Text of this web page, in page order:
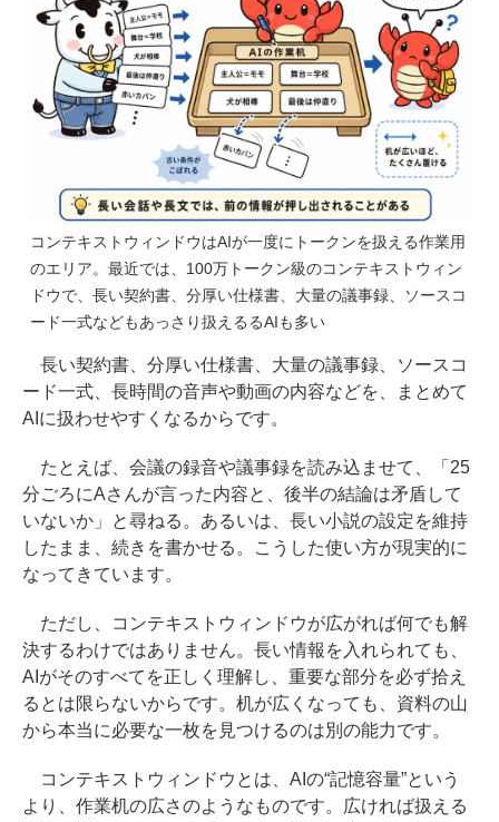
コンテキストウィンドウはAIが一度にトークンを扱える作業用
のエリア。最近では、100万トークン級のコンテキストウィン
ドウで、長い契約書、分厚い仕様書、大量の議事録、ソースコ
ード一式などもあっさり扱えるるAIも多い
長い契約書、分厚い仕様書、大量の議事録、ソースコ
ード一式、長時間の音声や動画の内容などを、まとめて
AIに扱わせやすくなるからです。
たとえば、会議の録音や議事録を読み込ませて、「25
分ごろにAさんが言った内容と、後半の結論は矛盾して
いないか」と尋ねる。あるいは、長い小説の設定を維持
したまま、続きを書かせる。こうした使い方が現実的に
なってきています。
ただし、コンテキストウィンドウが広がれば何でも解
決するわけではありません。長い情報を入れられても、
AIがそのすべてを正しく理解し、重要な部分を必ず拾え
るとは限らないからです。机が広くなっても、資料の山
から本当に必要な一枚を見つけるのは別の能力です。
コンテキストウィンドウとは、AIの“記憶容量”という
より、作業机の広さのようなものです。広ければ扱える